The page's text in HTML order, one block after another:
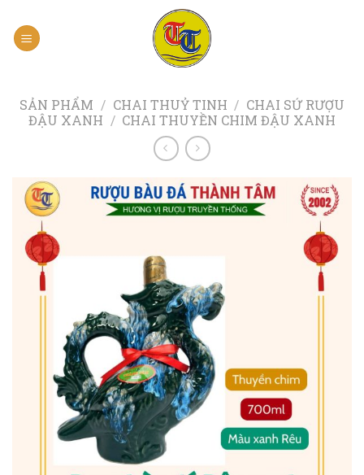
content
SẢN PHẨM / CHAI THUỶ TINH / CHAI SỨ RƯỢU
ĐẬU XANH / CHAI THUYỀN CHIM ĐẬU XANH